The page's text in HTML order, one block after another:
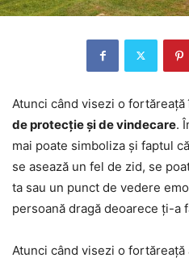
Atunci când visezi o fortăreață
de protecție și de vindecare.
mai poate simboliza și faptul
se asează un fel de zid, se
ta sau un punct de vedere
persoană dragă deoarece ți-a
Atunci când visezi o